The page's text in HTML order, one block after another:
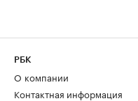
РБК
О компании
Контактная информация